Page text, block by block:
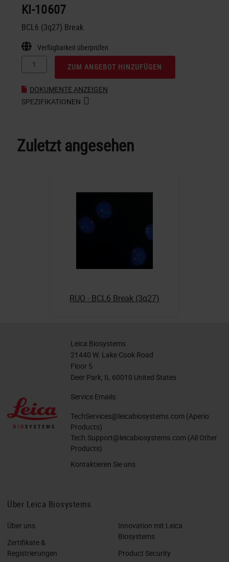
KI-10607
BCL6 (3q27) Break
Verfügbarkeit überprüfen
ZUM ANGEBOT HINZUFÜGEN
DOKUMENTE ANZEIGEN
SPEZIFIKATIONEN
Zuletzt angesehen
RUO - BCL6 Break (3q27)
Leica Biosystems
21440 W. Lake Cook Road
Floor 5
Deer Park, IL 60010 United States
Service Emails:
TechServices@leicabiosystems.com (Aperio
Products)
Tech.Support@leicabiosystems.com (All Other
Products)
Kontaktieren Sie uns
Über Leica Biosystems
Über uns
Zertifikate &
Registrierungen
Innovation mit Leica
Biosystems
Product Security